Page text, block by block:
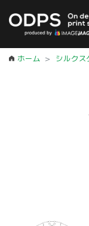
ホーム シルクス